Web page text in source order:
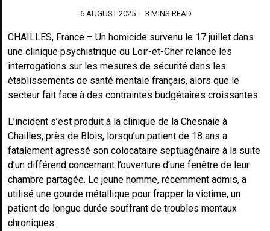
6 AUGUST 2025 3 MINS READ
CHAILLES, France – Un homicide survenu le 17 juillet dans
une clinique psychiatrique du Loir-et-Cher relance les
interrogations sur les mesures de sécurité dans les
établissements de santé mentale français, alors que le
secteur fait face à des contraintes budgétaires croissantes.
L’incident s’est produit à la clinique de la Chesnaie à
Chailles, près de Blois, lorsqu’un patient de 18 ans a
fatalement agressé son colocataire septuagénaire à la suite
d’un différend concernant l’ouverture d’une fenêtre de leur
chambre partagée. Le jeune homme, récemment admis, a
utilisé une gourde métallique pour frapper la victime, un
patient de longue durée souffrant de troubles mentaux
chroniques.